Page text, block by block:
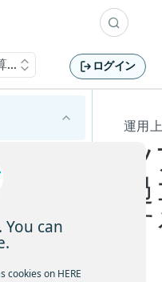
する ログイン
する
る
運用
can
cookies on HERE